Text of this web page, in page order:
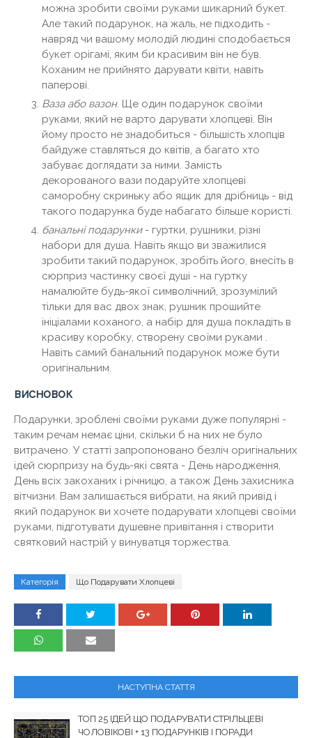
можна зробити своїми руками шикарний букет.
Але такий подарунок, на жаль, не підходить -
навряд чи вашому молодій людині сподобається
букет орігамі, яким би красивим він не був.
Коханим не прийнято дарувати квіти, навіть
паперові.
Ваза або вазон. Ще один подарунок своїми
руками, який не варто дарувати хлопцеві. Він
йому просто не знадобиться - більшість хлопців
байдуже ставляться до квітів, а багато хто
забуває доглядати за ними. Замість
декорованого вази подаруйте хлопцеві
саморобну скриньку або ящик для дрібниць - від
такого подарунка буде набагато більше користі.
банальні подарунки- гуртки, рушники, різні
набори для душа. Навіть якщо ви зважилися
зробити такий подарунок, зробіть його, внесіть в
сюрприз частинку своєї душі - на гуртку
намалюйте будь-якої символічний, зрозумілий
тільки для вас двох знак, рушник прошийте
ініціалами коханого, а набір для душа покладіть в
красиву коробку, створену своїми руками .
Навіть самий банальний подарунок може бути
оригінальним.
висновок
Подарунки, зроблені своїми руками дуже популярні -
таким речам немає ціни, скільки б на них не було
витрачено. У статті запропоновано безліч оригінальних
ідей сюрпризу на будь-які свята - День народження,
День всіх закоханих і річницю, а також День захисника
вітчизни. Вам залишається вибрати, на який привід і
який подарунок ви хочете подарувати хлопцеві своїми
руками, підготувати душевне привітання і створити
святковий настрій у винуватця торжества.
Категорія Що Подарувати Хлопцеві
НАСТУПНА СТАТТЯ
ТОП 25 ІДЕЙ ЩО ПОДАРУВАТИ СТРІЛЬЦЕВІ
ЧОЛОВІКОВІ + 13 ПОДАРУНКІВ І ПОРАДИ